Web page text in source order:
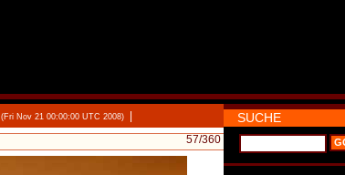
(Fri Nov 21 00:00:00 UTC 2008)
57/360
SUCHE